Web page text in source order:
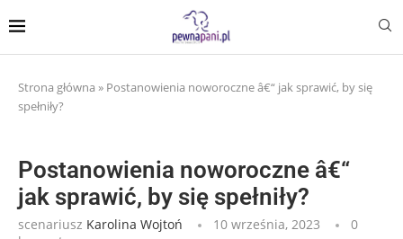
Strona główna » Postanowienia noworoczne â€“ jak sprawić, by się
spełniły?
Postanowienia noworoczne â€“
jak sprawić, by się spełniły?
scenariusz Karolina Wojtoń 10 września, 2023
0